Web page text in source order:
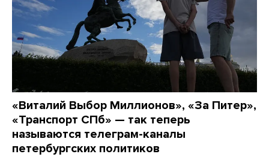
«Виталий Выбор Миллионов», «За Питер»,
«Транспорт СПб» — так теперь
называются телеграм-каналы
петербургских политиков